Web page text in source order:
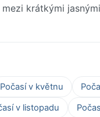
krátkými
Počasí v květnu
v listopadu